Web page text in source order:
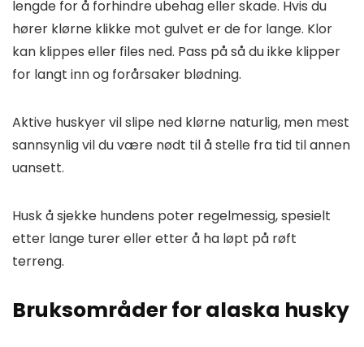
lengde for å forhindre ubehag eller skade. Hvis du
hører klørne klikke mot gulvet er de for lange. Klor
kan klippes eller files ned. Pass på så du ikke klipper
for langt inn og forårsaker blødning.
Aktive huskyer vil slipe ned klørne naturlig, men mest
sannsynlig vil du være nødt til å stelle fra tid til annen
uansett.
Husk å sjekke hundens poter regelmessig, spesielt
etter lange turer eller etter å ha løpt på røft
terreng.
Bruksområder for alaska husky